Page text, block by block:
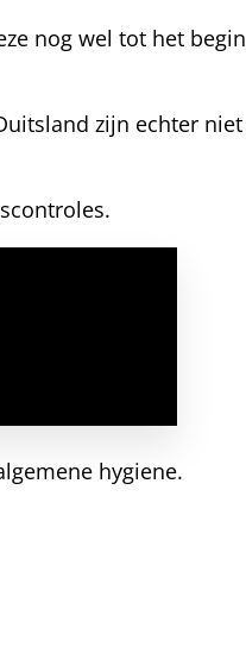
nog wel tot het
zijn echter
hygiene.